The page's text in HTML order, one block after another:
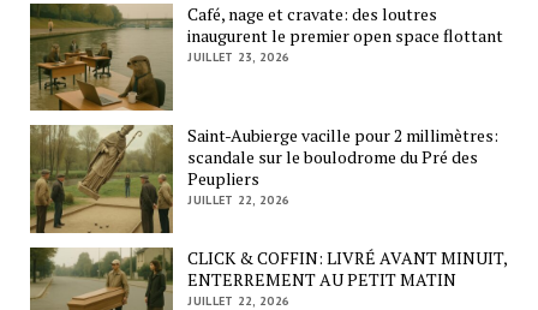
Café, nage et cravate: des loutres
inaugurent le premier open space flottant
JUILLET 23, 2026
Saint-Aubierge vacille pour 2 millimètres:
scandale sur le boulodrome du Pré des
Peupliers
JUILLET 22, 2026
CLICK & COFFIN: LIVRÉ AVANT MINUIT,
ENTERREMENT AU PETIT MATIN
JUILLET 22, 2026